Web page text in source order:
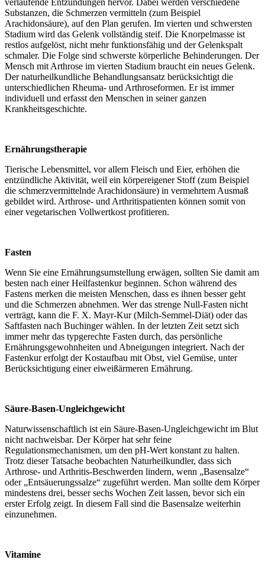
verlaufende Entzündungen hervor. Dabei werden verschiedene
Substanzen, die Schmerzen vermitteln (zum Beispiel
Arachidonsäure), auf den Plan gerufen. Im vierten und schwersten
Stadium wird das Gelenk vollständig steif. Die Knorpelmasse ist
restlos aufgelöst, nicht mehr funktionsfähig und der Gelenkspalt
schmaler. Die Folge sind schwerste körperliche Behinderungen. Der
Mensch mit Arthrose im vierten Stadium braucht ein neues Gelenk.
Der naturheilkundliche Behandlungsansatz berücksichtigt die
unterschiedlichen Rheuma- und Arthroseformen. Er ist immer
individuell und erfasst den Menschen in seiner ganzen
Krankheitsgeschichte.
Ernährungstherapie
Tierische Lebensmittel, vor allem Fleisch und Eier, erhöhen die
entzündliche Aktivität, weil ein körpereigener Stoff (zum Beispiel
die schmerzvermittelnde Arachidonsäure) in vermehrtem Ausmaß
gebildet wird. Arthrose- und Arthritispatienten können somit von
einer vegetarischen Vollwertkost profitieren.
Fasten
Wenn Sie eine Ernährungsumstellung erwägen, sollten Sie damit am
besten nach einer Heilfastenkur beginnen. Schon während des
Fastens merken die meisten Menschen, dass es ihnen besser geht
und die Schmerzen abnehmen. Wer das strenge Null-Fasten nicht
verträgt, kann die F. X. Mayr-Kur (Milch-Semmel-Diät) oder das
Saftfasten nach Buchinger wählen. In der letzten Zeit setzt sich
immer mehr das typgerechte Fasten durch, das persönliche
Ernährungsgewohnheiten und Abneigungen integriert. Nach der
Fastenkur erfolgt der Kostaufbau mit Obst, viel Gemüse, unter
Berücksichtigung einer eiweißärmeren Ernährung.
Säure-Basen-Ungleichgewicht
Naturwissenschaftlich ist ein Säure-Basen-Ungleichgewicht im Blut
nicht nachweisbar. Der Körper hat sehr feine
Regulationsmechanismen, um den pH-Wert konstant zu halten.
Trotz dieser Tatsache beobachten Naturheilkundler, dass sich
Arthrose- und Arthritis-Beschwerden lindern, wenn „Basensalze“
oder „Entsäuerungssalze“ zugeführt werden. Man sollte dem Körper
mindestens drei, besser sechs Wochen Zeit lassen, bevor sich ein
erster Erfolg zeigt. In diesem Fall sind die Basensalze weiterhin
einzunehmen.
Vitamine